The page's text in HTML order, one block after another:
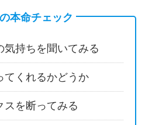
本命チェック
気持ちを聞いてみる
てくれるかどうか
スを断ってみる